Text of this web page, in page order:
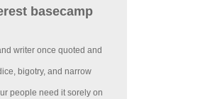
basecamp
writer once quoted and
bigotry, and narrow
people need it sorely on